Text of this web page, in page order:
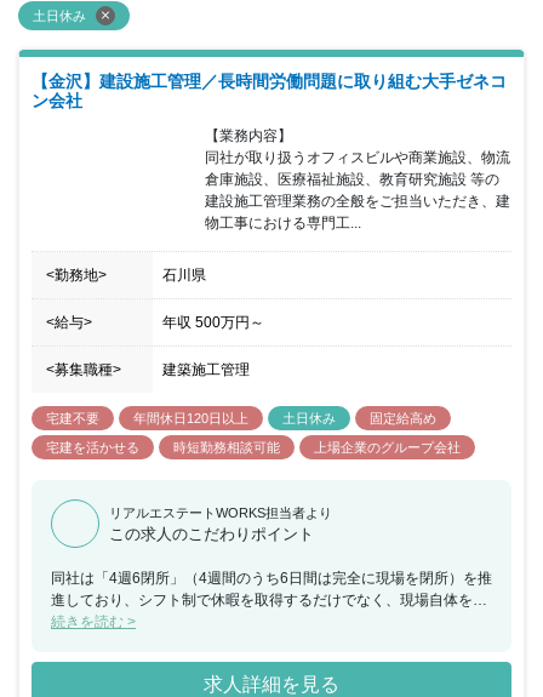
土日休み
【金沢】建設施工管理／長時間労働問題に取り組む大手ゼネコ
ン会社
【業務内容】
同社が取り扱うオフィスビルや商業施設、物流
倉庫施設、医療福祉施設、教育研究施設 等の
建設施工管理業務の全般をご担当いただき、建
物工事における専門工...
<勤務地> 石川県
<給与> 年収 500万円 ～
<募集職種> 建築施工管理
宅建不要 年間休日120日以上 土日休み
固定給高め
宅建を活かせる
時短勤務相談可能 上場企業のグループ会社
リアルエステートWORKS担当者より
この求人のこだわりポイント
同社は「4週6閉所」（4週間のうち6日間は完全に現場を閉所）を推
進しており、シフト制で休暇を取得するだけでなく、現場自体を閉
所することで、協力会社社員も含めた業界全体の長時間労働改善の
時間約24時間と建設業界の中でも働きやすい就業環境を保っていま
続きを読む >
求人詳細を見る